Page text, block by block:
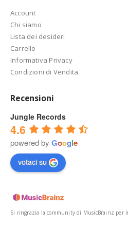
Account
Chi siamo
Lista dei desideri
Carrello
Informativa Privacy
Condizioni di Vendita
Recensioni
Jungle Records
4.6
powered by Google
votaci su
Si ringrazia la community di MusicBrainz per